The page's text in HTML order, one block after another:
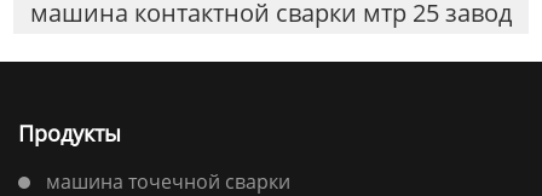
машина контактной сварки мтр 25 завод
Продукты
машина точечной сварки